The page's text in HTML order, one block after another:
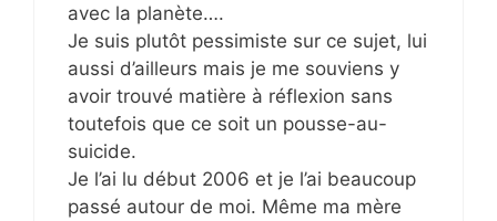
avec la planète….
Je suis plutôt pessimiste sur ce sujet, lui
aussi d’ailleurs mais je me souviens y
avoir trouvé matière à réflexion sans
toutefois que ce soit un pousse-au-
suicide.
Je l’ai lu début 2006 et je l’ai beaucoup
passé autour de moi. Même ma mère